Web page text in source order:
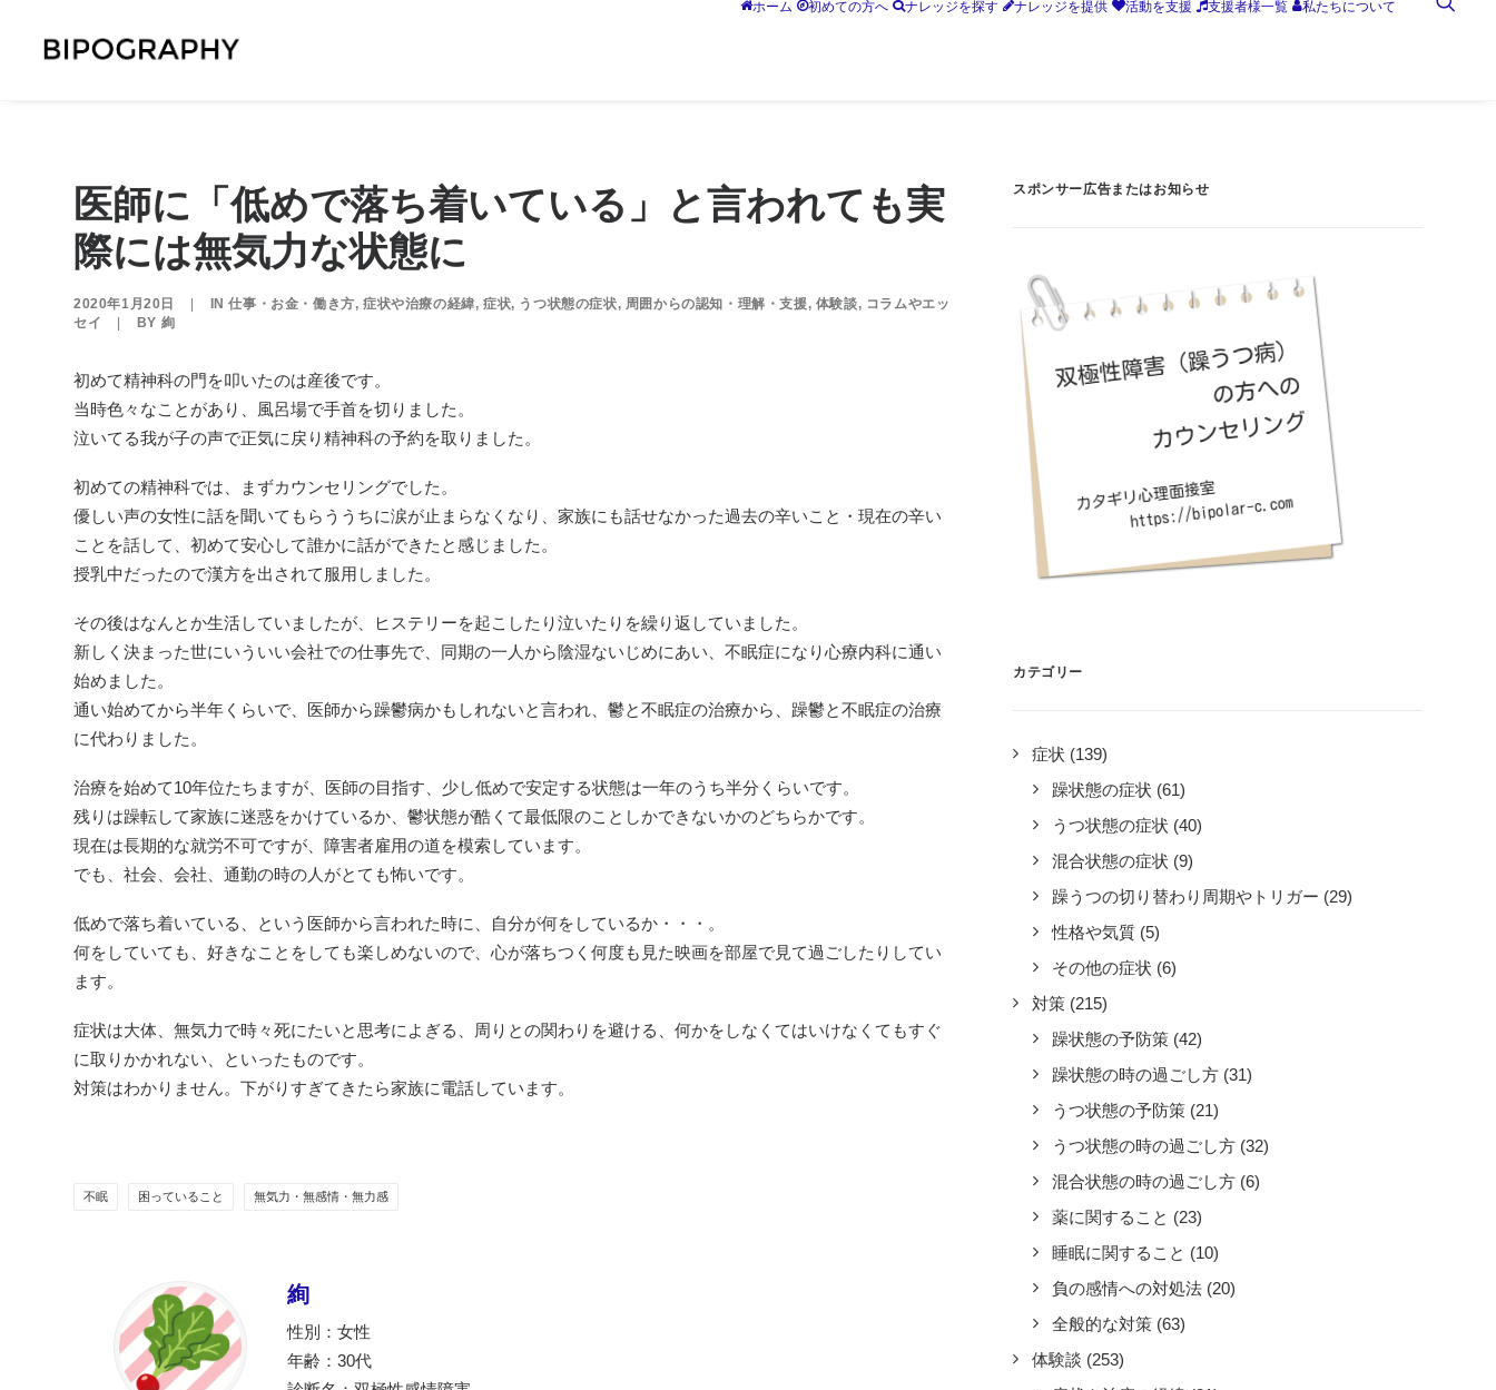
ホーム 初めての方へ ナレッジを探す ナレッジを提供 活動を支援 支援者様一覧 私たちについて
医師に「低めで落ち着いている」と言われても実
際には無気力な状態に
2020年1月20日 IN仕事・お金・働き方,症状や治療の経緯,症状, うつ状態の症状, 周囲からの認知・理解・支援, 体験談, コラムやエッ
セイ
BY 絢
初めて精神科の門を叩いたのは産後です。
当時色々なことがあり、風呂場で手首を切りました。
泣いてる我が子の声で正気に戻り精神科の予約を取りました。
初めての精神科では、まずカウンセリングでした。
優しい声の女性に話を聞いてもらううちに涙が止まらなくなり、家族にも話せなかった過去の辛いこと・現在の辛い
ことを話して、初めて安心して誰かに話ができたと感じました。
授乳中だったので漢方を出されて服用しました。
その後はなんとか生活していましたが、ヒステリーを起こしたり泣いたりを繰り返していました。
新しく決まった世にいういい会社での仕事先で、同期の一人から陰湿ないじめにあい、不眠症になり心療内科に通い
始めました。
通い始めてから半年くらいで、医師から躁鬱病かもしれないと言われ、鬱と不眠症の治療から、躁鬱と不眠症の治療
に代わりました。
治療を始めて10年位たちますが、医師の目指す、少し低めで安定する状態は一年のうち半分くらいです。
残りは躁転して家族に迷惑をかけているか、鬱状態が酷くて最低限のことしかできないかのどちらかです。
現在は長期的な就労不可ですが、障害者雇用の道を模索しています。
でも、社会、会社、通勤の時の人がとても怖いです。
低めで落ち着いている、という医師から言われた時に、自分が何をしているか・・・。
何をしていても、好きなことをしても楽しめないので、心が落ちつく何度も見た映画を部屋で見て過ごしたりしてい
ます。
症状は大体、無気力で時々死にたいと思考によぎる、周りとの関わりを避ける、何かをしなくてはいけなくてもすぐ
に取りかかれない、といったものです。
対策はわかりません。下がりすぎてきたら家族に電話しています。
不眠 困っていること 無気力・無感情・無力感
絢
性別：女性
年齢：30代
スポンサー広告またはお知らせ
カテゴリー
症状 (139)
躁状態の症状 (61)
うつ状態の症状 (40)
混合状態の症状 (9)
躁うつの切り替わり周期やトリガー (29)
性格や気質 (5)
その他の症状 (6)
対策 (215)
躁状態の予防策 (42)
躁状態の時の過ごし方 (31)
うつ状態の予防策 (21)
うつ状態の時の過ごし方 (32)
混合状態の時の過ごし方 (6)
薬に関すること (23)
睡眠に関すること (10)
負の感情への対処法 (20)
全般的な対策 (63)
体験談 (253)